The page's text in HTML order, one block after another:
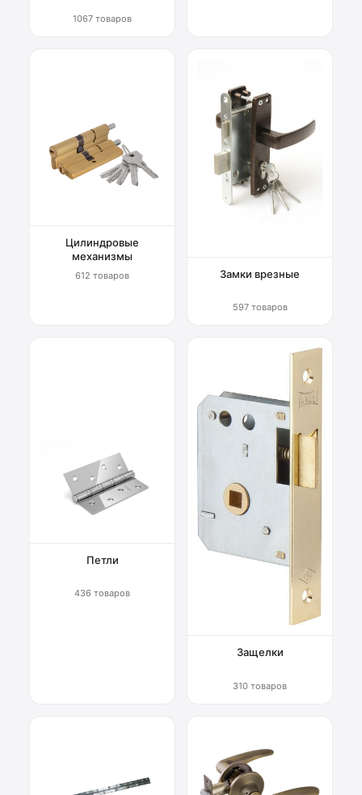
1067 товаров
Цилиндровые
механизмы
612 товаров Замки врезные
597 товаров
Петли
436 товаров
Защелки
310 товаров